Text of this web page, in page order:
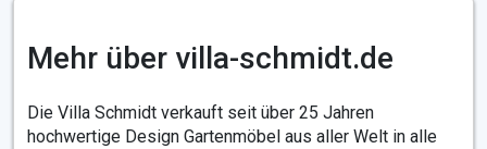
Mehr über villa-schmidt.de
Die Villa Schmidt verkauft seit über 25 Jahren
hochwertige Design Gartenmöbel aus aller Welt in alle